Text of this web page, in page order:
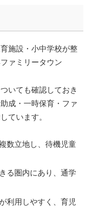
施設・小中学校が整
ァミリータウン
いても確認しておき
成・一時保育・ファ
ています。
数立地し、待機児童
る圏内にあり、通学
利用しやすく、育児